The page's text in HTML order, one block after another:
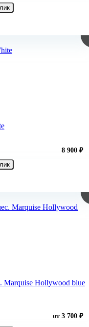
8 900 ₽
Marquise Hollywood blue
от 3 700 ₽